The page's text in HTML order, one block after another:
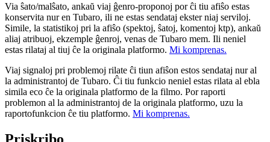
Via ŝato/malŝato, ankaŭ viaj ĝenro-proponoj por ĉi tiu afiŝo estas
konservita nur en Tubaro, ili ne estas sendataj ekster niaj serviloj.
Simile, la statistikoj pri la afiŝo (spektoj, ŝatoj, komentoj ktp), ankaŭ
aliaj atribuoj, ekzemple ĝenroj, venas de Tubaro mem. Ili neniel
estas rilataj al tiuj ĉe la originala platformo. Mi komprenas.
Viaj signaloj pri problemoj rilate ĉi tiun afiŝon estos sendataj nur al
la administrantoj de Tubaro. Ĉi tiu funkcio neniel estas rilata al ebla
simila eco ĉe la originala platformo de la filmo. Por raporti
problemon al la administrantoj de la originala platformo, uzu la
raportofunkcion ĉe tiu platformo. Mi komprenas.
Priskribo